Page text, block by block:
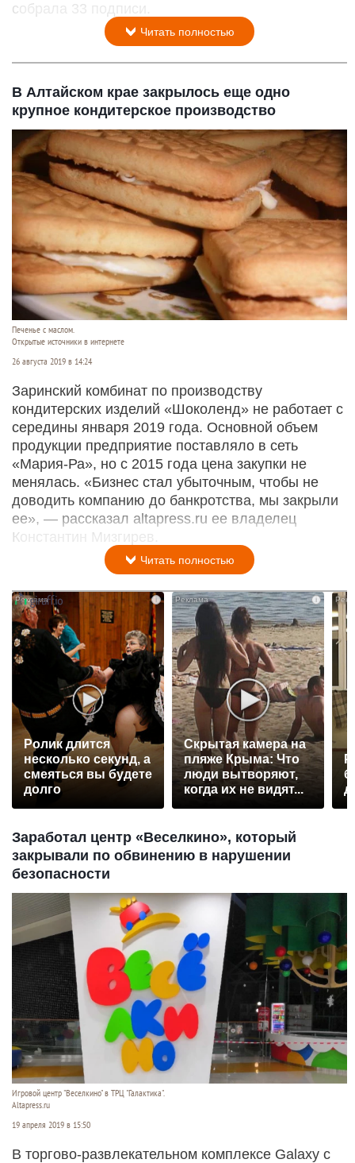
собрала 33 подписи.
Читать полностью
В Алтайском крае закрылось еще одно
крупное кондитерское производство
Печенье с маслом.
Открытые источники в интернете
26 августа 2019 в 14:24
Заринский комбинат по производству
кондитерских изделий «Шоколенд» не работает с
середины января 2019 года. Основной объем
продукции предприятие поставляло в сеть
«Мария-Ра», но с 2015 года цена закупки не
менялась. «Бизнес стал убыточным, чтобы не
доводить компанию до банкротства, мы закрыли
ее», — рассказал altapress.ru ее владелец
Константин Мизгирев.
Читать полностью
Ролик длится
несколько секунд, а
смеяться вы будете
долго
i
Скрытая камера на
пляже Крыма: Что
люди вытворяют,
когда их не видят...
Заработал центр «Веселкино», который
закрывали по обвинению в нарушении
безопасности
Игровой центр "Веселкино" в ТРЦ "Галактика".
Altapress.ru
19 апреля 2019 в 15:50
В торгово-развлекательном комплексе Galaxy с